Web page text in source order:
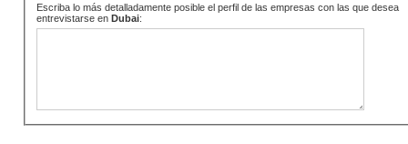
Escriba lo más detalladamente posible el perfil de las empresas con las que desea
entrevistarse en Dubai: